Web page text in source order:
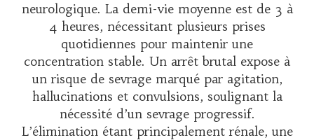
neurologique. La demi-vie moyenne est de 3 à
4 heures, nécessitant plusieurs prises
quotidiennes pour maintenir une
concentration stable. Un arrêt brutal expose à
un risque de sevrage marqué par agitation,
hallucinations et convulsions, soulignant la
nécessité d’un sevrage progressif.
L’élimination étant principalement rénale, une